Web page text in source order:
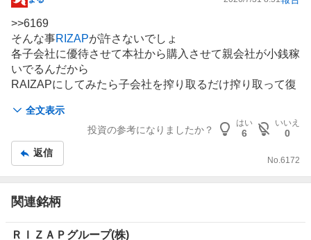
掲
示
板
記
事
全文表示
>>6169
そんな事RIZAPが許さないでしょ
各子会社に優待させて本社から購入させて親会社が小銭稼
いでるんだから
RAIZAPにしてみたら子会社を搾り取るだけ搾り取って復
P傘下のうちは優待はなくならないと思って大丈夫だと思
それにしてももう少し選択肢欲しいね
今年は少ない分、数は揃えてあって争奪戦無かったみたい
だけど
投資の参考になりましたか？
はい
6
いいえ
0
返信
No.6172
関連銘柄
ＲＩＺＡＰグループ(株)